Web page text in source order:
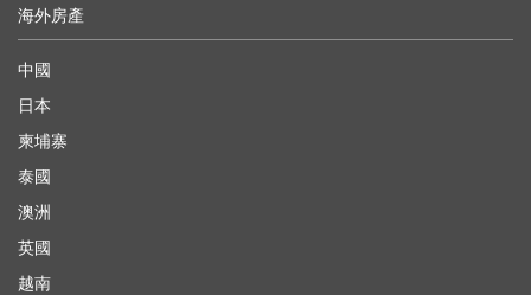
海外房產
中國
日本
柬埔寨
泰國
澳洲
英國
越南